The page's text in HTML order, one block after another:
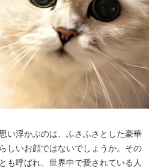
い浮かぶのは、ふさふさとした豪華
しいお顔ではないでしょうか。その
も呼ばれ、世界中で愛されている人